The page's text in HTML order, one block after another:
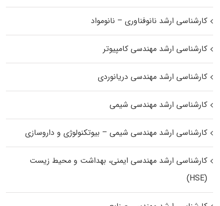
کارشناسی ارشد نانوفناوری – نانومواد
کارشناسی ارشد مهندسی کامپیوتر
کارشناسی ارشد مهندسی دریانوردی
کارشناسی ارشد مهندسی شیمی
کارشناسی ارشد مهندسی شیمی – بیوتکنولوژی و داروسازی
کارشناسی ارشد مهندسی ایمنی، بهداشت و محیط زیست
(HSE)